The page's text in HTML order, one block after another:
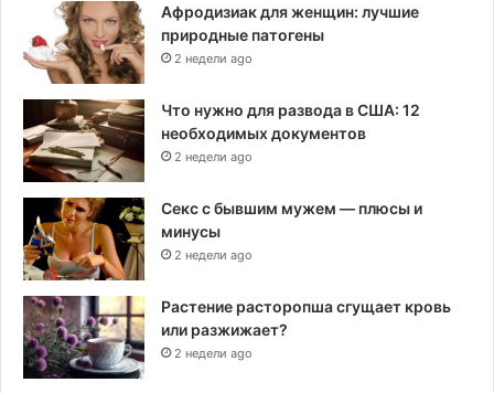
Афродизиак для женщин: лучшие
природные патогены
2 недели ago
Что нужно для развода в США: 12
необходимых документов
2 недели ago
Секс с бывшим мужем — плюсы и
минусы
2 недели ago
Растение расторопша сгущает кровь
или разжижает?
2 недели ago